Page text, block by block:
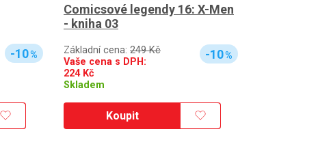
-10%
Comicsové legendy 16: X-Men
- kniha 03
Základní cena: 249 Kč
Vaše cena s DPH:
224Kč
Skladem
-10%
Koupit